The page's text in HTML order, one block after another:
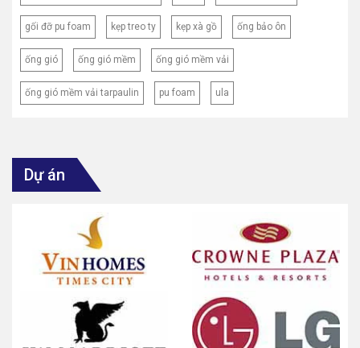
gối đỡ pu foam kẹp treo ty kẹp xà gồ ống bảo ôn
ống gió ống gió mềm ống gió mềm vải
ống gió mềm vải tarpaulin pu foam ula
Dự án